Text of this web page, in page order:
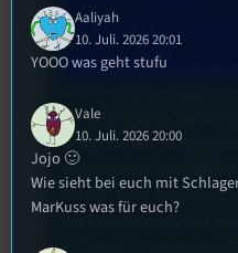
Song-Beitrag für den
Song Contest” zu
Vorentscheid
bei ESC Fans. Toni blickt
kulturelle und
Aaliyah
10. Juli. 2026 20:01
YOOO was geht stufu
Vale
10. Juli. 2026 20:00
Jojo 🙂
Wie sieht bei euch mit
MarKuss was für euch?